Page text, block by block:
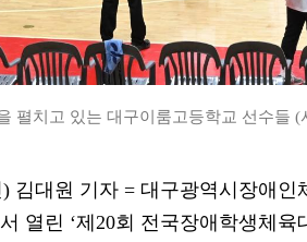
펼치고 있는 대구이룸고등학교 선수들
) 김대원 기자 = 대구광역시장애
열린 ‘제20회 전국장애학생체육